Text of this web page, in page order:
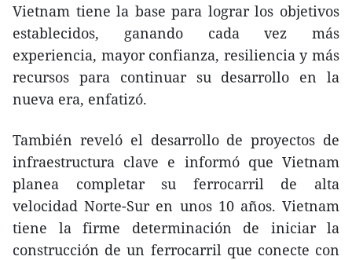
Vietnam tiene la base para lograr los objetivos
establecidos, ganando cada vez más
experiencia, mayor confianza, resiliencia y más
recursos para continuar su desarrollo en la
nueva era, enfatizó.
También reveló el desarrollo de proyectos de
infraestructura clave e informó que Vietnam
planea completar su ferrocarril de alta
velocidad Norte-Sur en unos 10 años. Vietnam
tiene la firme determinación de iniciar la
construcción de un ferrocarril que conecte con